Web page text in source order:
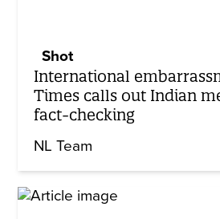
Shot
International
Times calls out Indian
fact-checking
NL Team